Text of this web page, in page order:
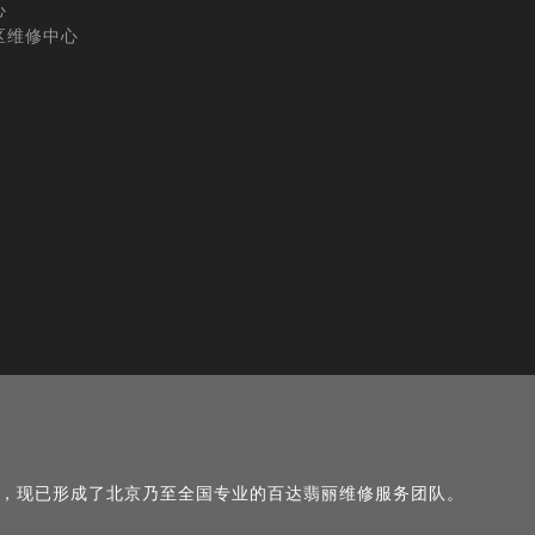
维修中心
已形成了北京乃至全国专业的百达翡丽维修服务团队。